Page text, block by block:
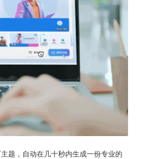
题，自动在几十秒内生成一份专业的